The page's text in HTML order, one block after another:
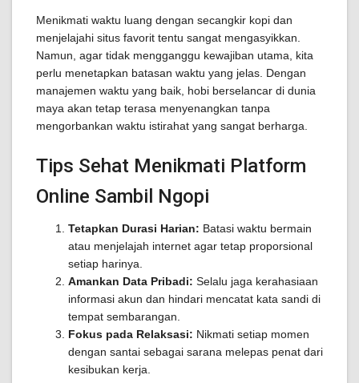
Menikmati waktu luang dengan secangkir kopi dan
menjelajahi situs favorit tentu sangat mengasyikkan.
Namun, agar tidak mengganggu kewajiban utama, kita
perlu menetapkan batasan waktu yang jelas. Dengan
manajemen waktu yang baik, hobi berselancar di dunia
maya akan tetap terasa menyenangkan tanpa
mengorbankan waktu istirahat yang sangat berharga.
Tips Sehat Menikmati Platform
Online Sambil Ngopi
Tetapkan Durasi Harian: Batasi waktu bermain
atau menjelajah internet agar tetap proporsional
setiap harinya.
Amankan Data Pribadi: Selalu jaga kerahasiaan
informasi akun dan hindari mencatat kata sandi di
tempat sembarangan.
Fokus pada Relaksasi: Nikmati setiap momen
dengan santai sebagai sarana melepas penat dari
kesibukan kerja.